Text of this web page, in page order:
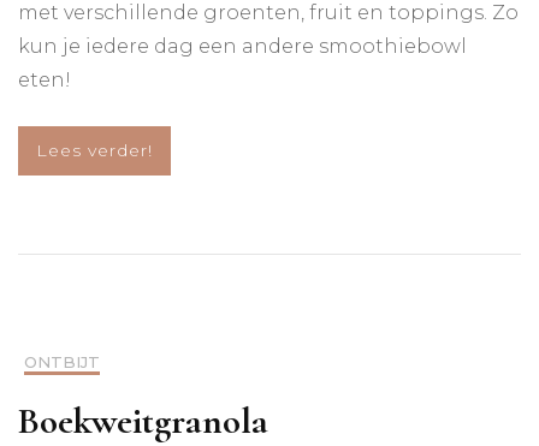
blauwe
bessen
met verschillende groenten, fruit en toppings. Zo
kun je iedere dag een andere smoothiebowl
eten!
Lees verder!
ONTBIJT
Boekweitgranola